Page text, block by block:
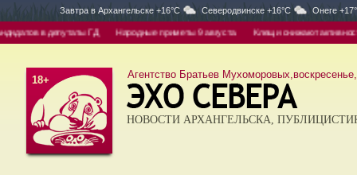
Завтра в Архангельске +16°C Северодвинске +16°C Онеге
в депутаты ГД Народные приметы 9 августа Клещи снижают
18+ Агентство Братьев
НОВОСТИ АРХАНГЕЛЬСКА,